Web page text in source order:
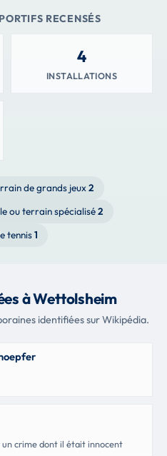
RECENSÉS
4
INSTALLATIONS
de grands jeux2
ou terrain spécialisé2
tennis1
à Wettolsheim
identifiées sur Wikipédia.
crime dont il était innocent